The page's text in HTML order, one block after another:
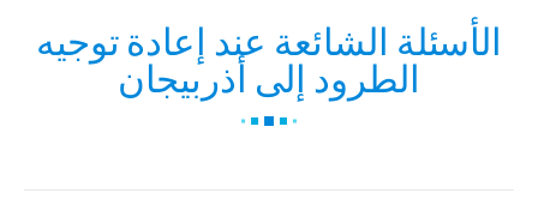
الأسئلة الشائعة عند إعادة توجيه
الطرود إلى أذربيجان